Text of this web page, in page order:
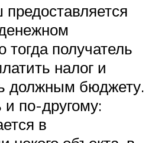
тогда получатель
налог и
должным бюджету.
по-другому:
в